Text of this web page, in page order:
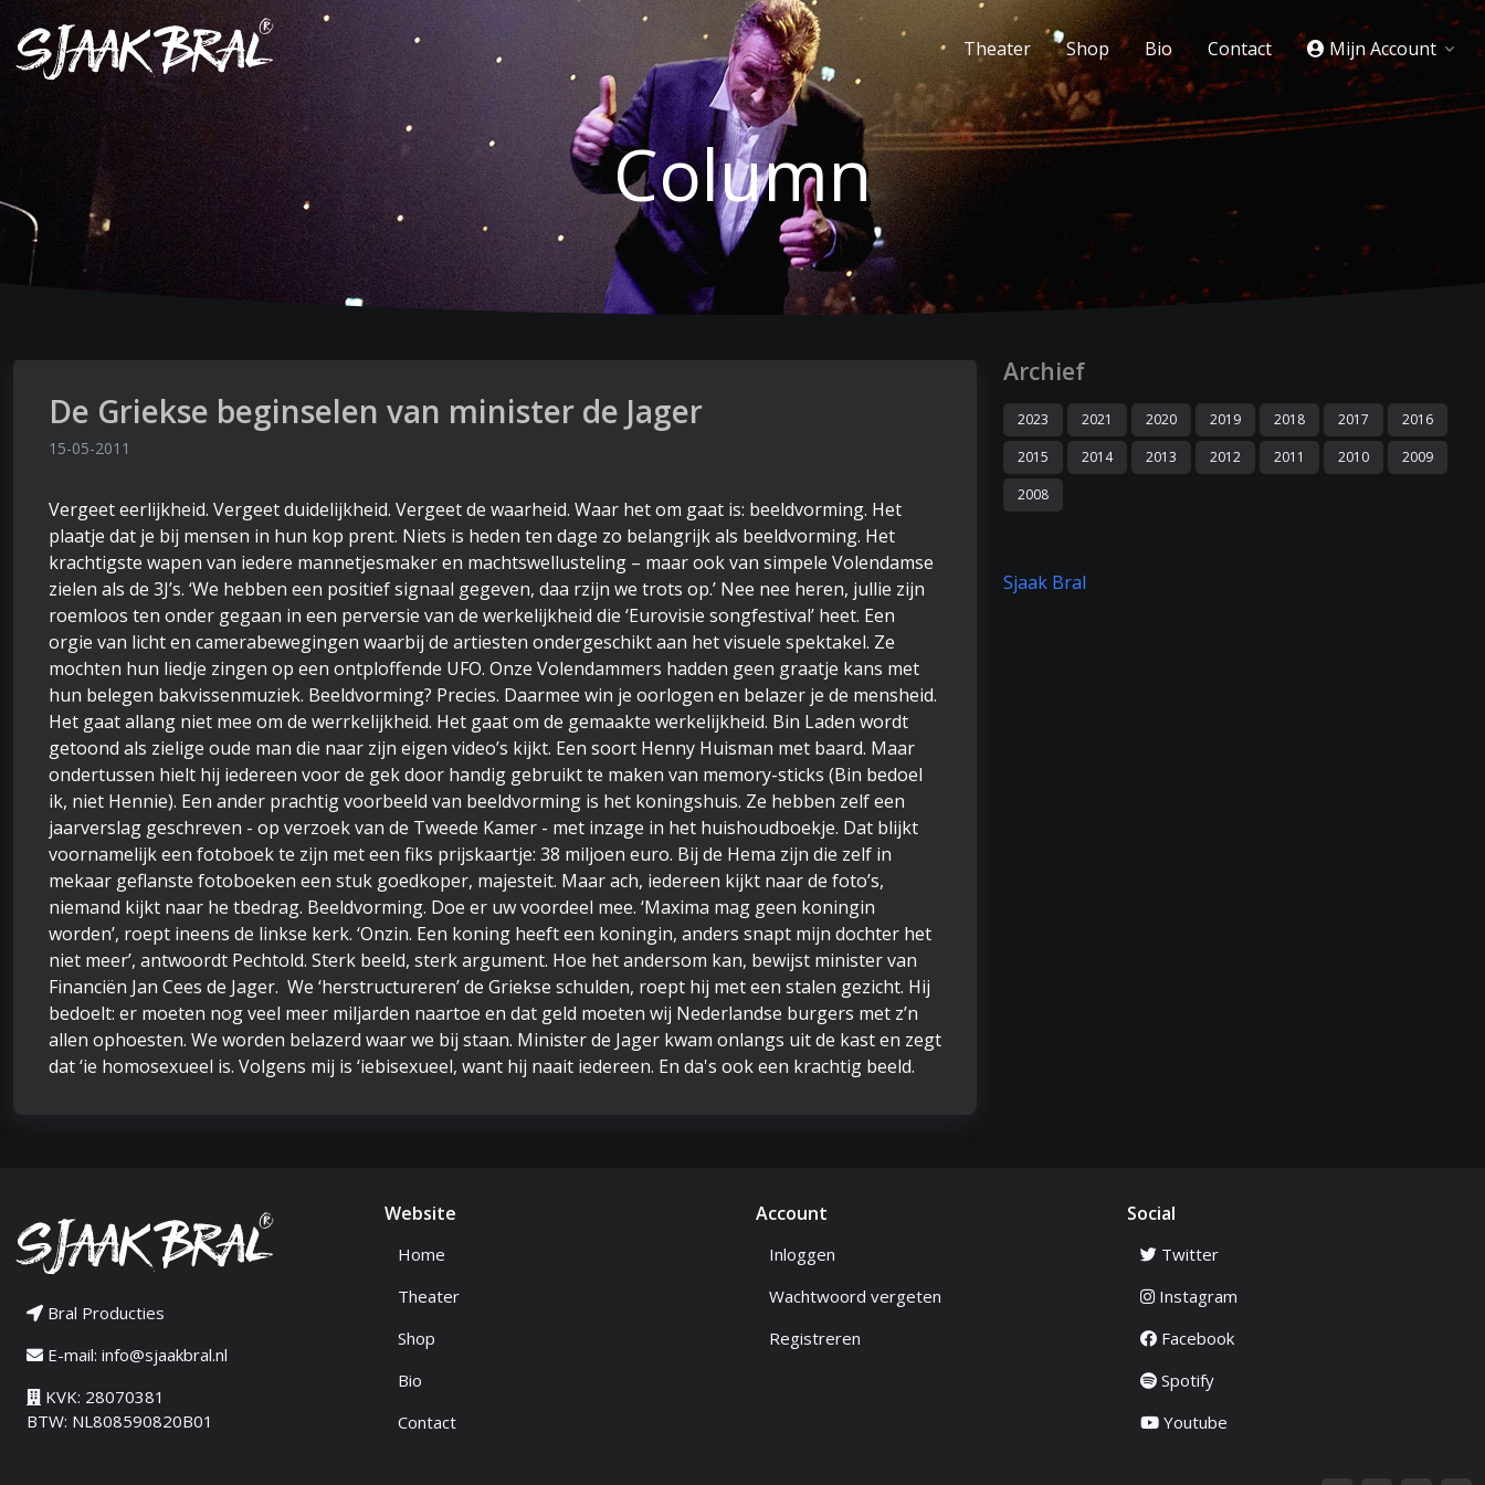
Theater Shop Bio Contact Mijn Account
Column
De Griekse beginselen van minister de Jager
15-05-2011
Vergeet eerlijkheid. Vergeet duidelijkheid. Vergeet de waarheid. Waar het om gaat is: beeldvorming. Het
plaatje dat je bij mensen in hun kop prent. Niets is heden ten dage zo belangrijk als beeldvorming. Het
krachtigste wapen van iedere mannetjesmaker en machtswellusteling – maar ook van simpele Volendamse
zielen als de 3J’s. ‘We hebben een positief signaal gegeven, daa rzijn we trots op.’ Nee nee heren, jullie zijn
roemloos ten onder gegaan in een perversie van de werkelijkheid die ‘Eurovisie songfestival’ heet. Een
orgie van licht en camerabewegingen waarbij de artiesten ondergeschikt aan het visuele spektakel. Ze
mochten hun liedje zingen op een ontploffende UFO. Onze Volendammers hadden geen graatje kans met
hun belegen bakvissenmuziek. Beeldvorming? Precies. Daarmee win je oorlogen en belazer je de mensheid.
Het gaat allang niet mee om de werrkelijkheid. Het gaat om de gemaakte werkelijkheid. Bin Laden wordt
getoond als zielige oude man die naar zijn eigen video’s kijkt. Een soort Henny Huisman met baard. Maar
ondertussen hielt hij iedereen voor de gek door handig gebruikt te maken van memory-sticks (Bin bedoel
ik, niet Hennie). Een ander prachtig voorbeeld van beeldvorming is het koningshuis. Ze hebben zelf een
jaarverslag geschreven - op verzoek van de Tweede Kamer - met inzage in het huishoudboekje. Dat blijkt
voornamelijk een fotoboek te zijn met een fiks prijskaartje: 38 miljoen euro. Bij de Hema zijn die zelf in
mekaar geflanste fotoboeken een stuk goedkoper, majesteit. Maar ach, iedereen kijkt naar de foto’s,
niemand kijkt naar he tbedrag. Beeldvorming. Doe er uw voordeel mee. ‘Maxima mag geen koningin
worden’, roept ineens de linkse kerk. ‘Onzin. Een koning heeft een koningin, anders snapt mijn dochter het
niet meer’, antwoordt Pechtold. Sterk beeld, sterk argument. Hoe het andersom kan, bewijst minister van
Financiën Jan Cees de Jager. We ‘herstructureren’ de Griekse schulden, roept hij met een stalen gezicht. Hij
bedoelt: er moeten nog veel meer miljarden naartoe en dat geld moeten wij Nederlandse burgers met z’n
allen ophoesten. We worden belazerd waar we bij staan. Minister de Jager kwam onlangs uit de kast en zegt
dat ‘ie homosexueel is. Volgens mij is ‘iebisexueel, want hij naait iedereen. En da's ook een krachtig beeld.
Archief
2023 2021 2020 2019 2018 2017
2016
2015
2014 2013 2012 2011 2010
2009
2008
Sjaak Bral
Bral Producties
E-mail: info@sjaakbral.nl
KVK: 28070381
BTW: NL808590820B01
Website
Home
Theater
Shop
Bio
Contact
Account
Inloggen
Wachtwoord vergeten
Registreren
Social
Twitter
Instagram
Facebook
Spotify
Youtube